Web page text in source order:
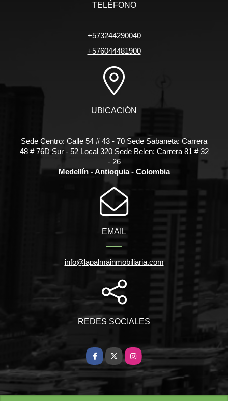
TELÉFONO
+573244290040
+576044481900
UBICACIÓN
Sede Centro: Calle 54 # 43 - 70 Sede Sabaneta: Carrera
48 # 76D Sur - 52 Local 320 Sede Belen: Carrera 81 # 32
- 26
Medellín - Antioquia - Colombia
EMAIL
info@lapalmainmobiliaria.com
REDES SOCIALES
Facebook
X Instagram